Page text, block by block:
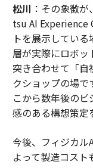
松川 ：その象徴
tsu AI Experience
トを展示してい
層が実際にロボッ
突き合わせて「自
クショップの場
こから数年後の
感のある構想策定
今後、フィジカル
よって製造コス